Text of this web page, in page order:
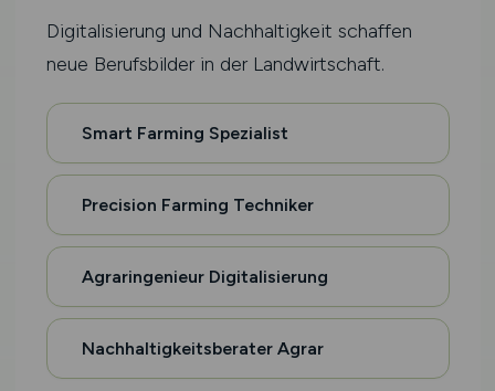
Digitalisierung und Nachhaltigkeit schaffen
neue Berufsbilder in der Landwirtschaft.
Smart Farming Spezialist
Precision Farming Techniker
Agraringenieur Digitalisierung
Nachhaltigkeitsberater Agrar